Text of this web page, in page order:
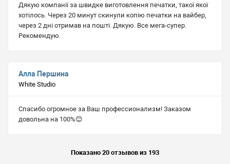
Дякую компанії за швидке виготовлення печатки, такої якої
хотілось. Через 20 минут скинули копію печатки на вайбер,
через 2 дні отримав на пошті. Дякую. Все мега-супер.
Рекомендую.
Алла Першина
White Studio
Спасибо огромное за Ваш профессионализм! Заказом
довольна на 100%😊
Показано 20 отзывов из 193